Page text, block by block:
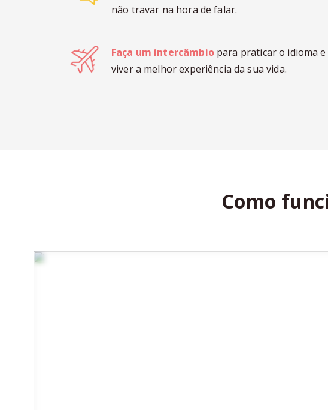
não travar na hora de falar.
Faça um intercâmbio para praticar o idioma e
viver a melhor experiência da sua vida.
Como